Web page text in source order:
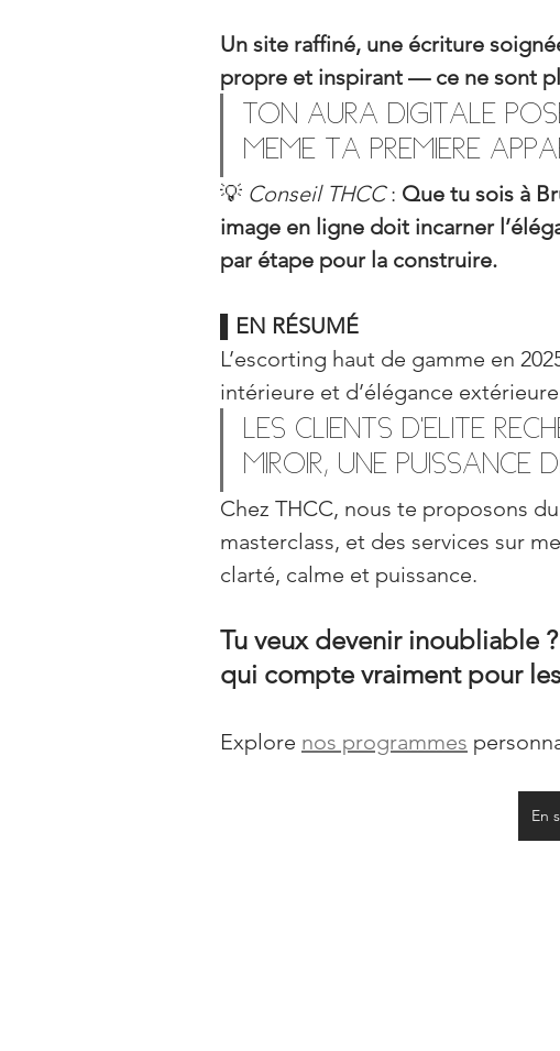
Un site raffiné, une écriture
propre et inspirant — ce ne sont
Ton aura digitale
même ta première
💡 Conseil THCC : Que tu sois à
image en ligne doit incarner
par étape pour la construire.
▌EN RÉSUMÉ
L’escorting haut de gamme en
intérieure et d’élégance
Les clients d’élite
miroir, une puissance
Chez THCC, nous te proposons
masterclass, et des services sur
clarté, calme et puissance.
Tu veux devenir inoubliable
qui compte vraiment pour
Explore nos programmes
En